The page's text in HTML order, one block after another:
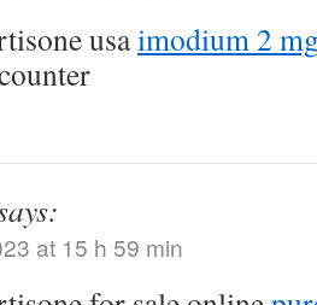
usaimodium 2
at 15 h 59 min